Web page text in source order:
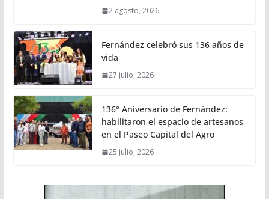
2 agosto, 2026
Fernández celebró sus 136 años de
vida
27 julio, 2026
136° Aniversario de Fernández:
habilitaron el espacio de artesanos
en el Paseo Capital del Agro
25 julio, 2026